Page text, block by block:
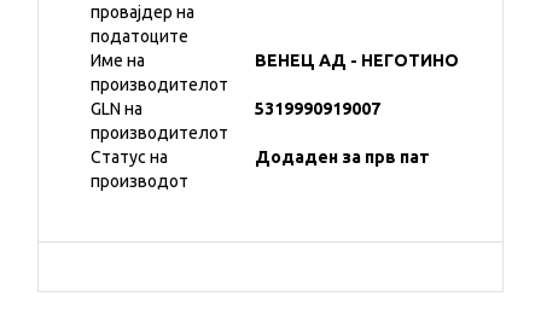
провајдер на
податоците
Име на
производителот
ВЕНЕЦ АД - НЕГОТИНО
GLN на
производителот
5319990919007
Статус на
производот
Додаден за прв пат